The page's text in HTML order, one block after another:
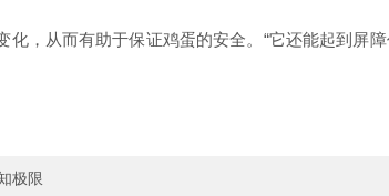
化，从而有助于保证鸡蛋的安全。“它还能起到屏
极限